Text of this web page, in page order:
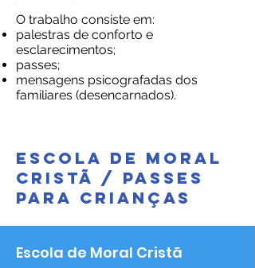
O trabalho consiste em:
palestras de conforto e
esclarecimentos;
passes;
mensagens psicografadas dos
familiares (desencarnados).
ESCOLA DE MORAL
CRISTÃ / PASSES
PARA CRIANÇAS
Escola de Moral Cristã